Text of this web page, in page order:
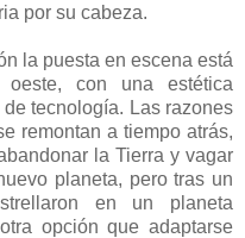
por su cabeza.
la puesta en escena está
oeste, con una estética
tecnología. Las razones
remontan a tiempo atrás,
la Tierra y vagar
planeta, pero tras un
en un planeta
opción que adaptarse